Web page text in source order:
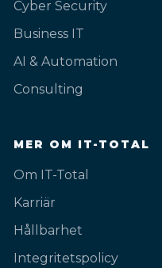
Cyber Security
Business IT
AI & Automation
Consulting
MER OM IT-TOTAL
Om IT-Total
Karriär
Hållbarhet
Integritetspolicy